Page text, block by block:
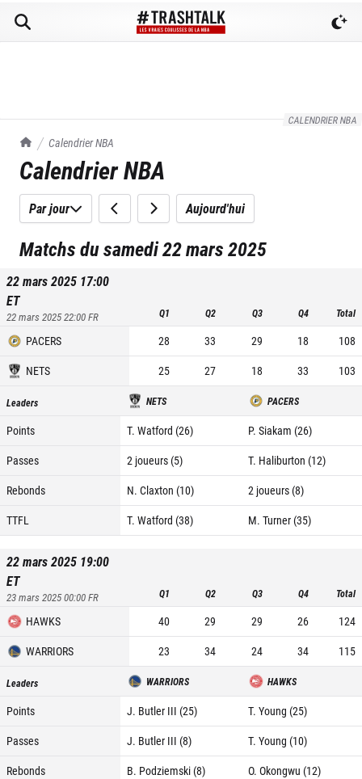
CALENDRIER NBA
TrashTalk Actu NBA
Calendrier NBA
Calendrier NBA
Par jour Aujourd'hui
Matchs du samedi 22 mars 2025
22 mars 2025 17:00
ET
22 mars 2025 22:00FR Q1 Q2 Q3 Q4 Total
PACERS 28 33 29 18
108
NETS
25 27 18 33 103
Leaders NETS PACERS
Points T. Watford (26)
P. Siakam (26)
Passes
2 joueurs (5)
T. Haliburton (12)
Rebonds
N. Claxton (10)
2 joueurs (8)
TTFL
T. Watford (38) M. Turner (35)
22 mars 2025 19:00
ET
23 mars 2025 00:00FR Q1 Q2 Q3 Q4 Total
HAWKS 40 29 29 26
124
WARRIORS
23 34 24 34 115
Leaders WARRIORS HAWKS
Points J. Butler III (25)
T. Young (25)
Passes
J. Butler III (8)
T. Young (10)
Rebonds
B. Podziemski (8)
O. Okongwu (12)